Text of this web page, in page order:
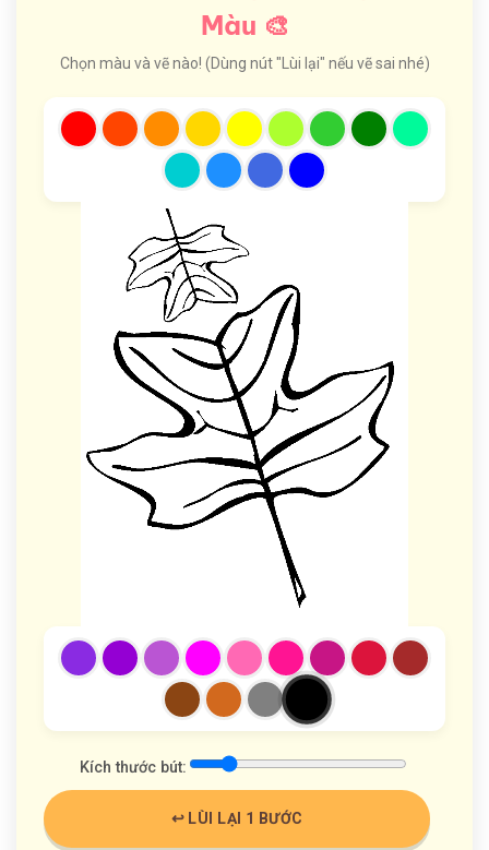
Màu 🎨
Chọn màu và vẽ nào! (Dùng nút "Lùi lại" nếu vẽ sai nhé)
Kích thước bút:
↩️ LÙI LẠI 1 BƯỚC